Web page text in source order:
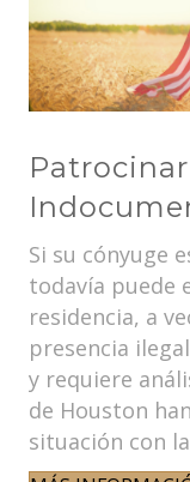
Si su cónyuge
todavía puede
residencia, a
presencia
y requiere
de Houston
situación con